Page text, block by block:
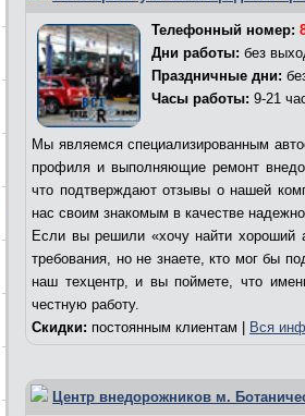
Телефонный номер:
Дни работы: без
Праздничные дни:
Часы работы: 9-21
Мы являемся специализированным
профиля и выполняющие ремонт
что подтверждают отзывы о нашей
нас своим знакомым в качестве
Если вы решили «хочу найти хороший
требования, но не знаете, кто мог бы
наш техцентр, и вы поймете, что
честную работу.
Скидки: постоянным клиентам | Вся
Центр внедорожников м.